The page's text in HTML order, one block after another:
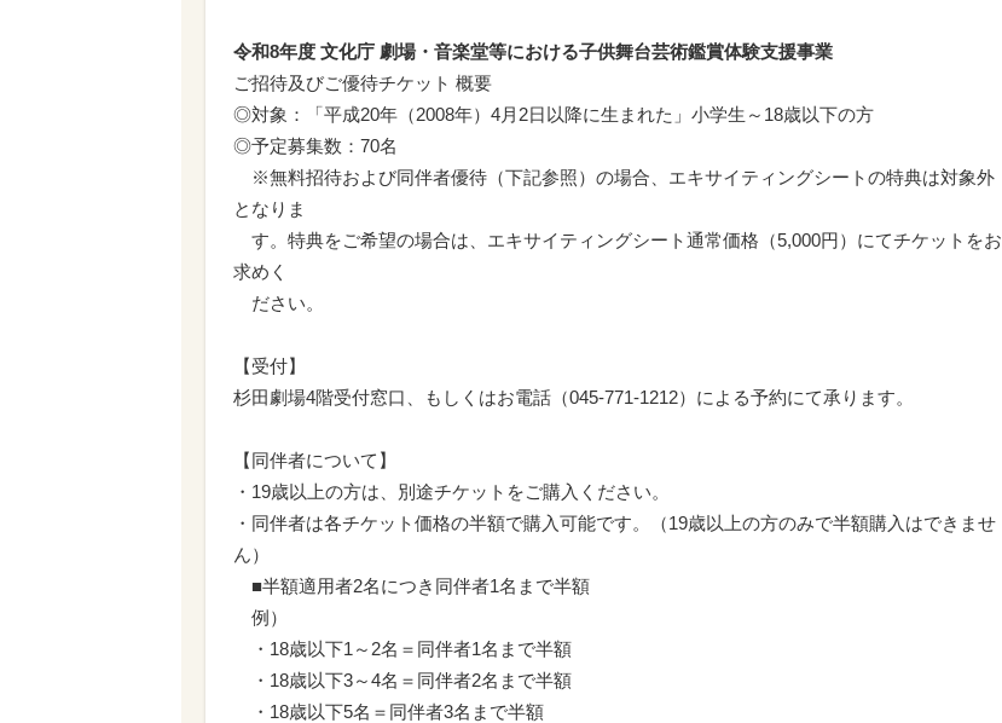
令和8年度 文化庁 劇場・音楽堂等における子供舞台芸術鑑賞体験支援事業
ご招待及びご優待チケット 概要
◎対象：「平成20年（2008年）4月2日以降に生まれた」小学生～18歳以下の方
◎予定募集数：70名
※無料招待および同伴者優待（下記参照）の場合、エキサイティングシートの特典は対象外
となりま
す。特典をご希望の場合は、エキサイティングシート通常価格（5,000円）にてチケットをお
求めく
ださい。
【受付】
杉田劇場4階受付窓口、もしくはお電話（045-771-1212）による予約にて承ります。
【同伴者について】
・19歳以上の方は、別途チケットをご購入ください。
・同伴者は各チケット価格の半額で購入可能です。（19歳以上の方のみで半額購入はできませ
ん）
■半額適用者2名につき同伴者1名まで半額
例）
・18歳以下1～2名＝同伴者1名まで半額
・18歳以下3～4名＝同伴者2名まで半額
・18歳以下5名＝同伴者3名まで半額